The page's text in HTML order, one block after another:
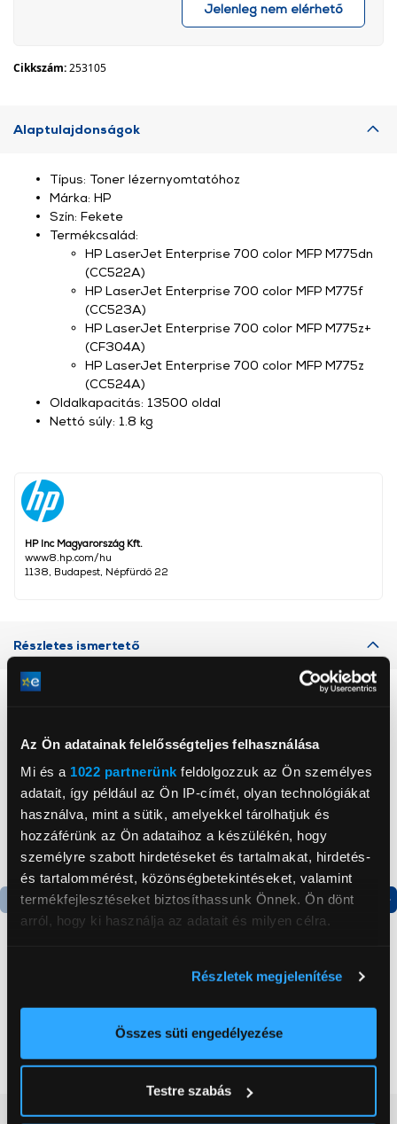
Az Ön adatainak felelősségteljes felhasználása
Mi és a 1022 partnerünk feldolgozzuk az Ön személyes
adatait, így például az Ön IP-címét, olyan technológiákat
használva, mint a sütik, amelyekkel tárolhatjuk és
hozzáférünk az Ön adataihoz a készülékén, hogy
személyre szabott hirdetéseket és tartalmakat, hirdetés-
és tartalommérést, közönségbetekintéseket, valamint
termékfejlesztéseket biztosíthassunk Önnek. Ön dönt
arról, hogy ki használja az adatait és milyen célra.
elhelyezkedéséről pár méteres pontossággal
Az Ön készülékén beazonosítása annak konkrét
módjairól és adja meg preferenciáit aRészletek
pontban. Bármikor módosíthatja vagy visszavonhatja a
Részletek megjelenítése
Összes süti engedélyezése
Testre szabás
Jelenleg nem elérhető
Cikkszám:253105
Alaptulajdonságok
HP Inc Magyarország Kft.
www8.hp.com/hu
1138, Budapest, Népfürdő 22
Típus: Toner lézernyomtatóhoz
Márka: HP
Szín: Fekete
Termékcsalád:
HP LaserJet Enterprise 700 color MFP M775dn
(CC522A)
HP LaserJet Enterprise 700 color MFP M775f
(CC523A)
HP LaserJet Enterprise 700 color MFP M775z+
(CF304A)
HP LaserJet Enterprise 700 color MFP M775z
(CC524A)
Oldalkapacitás: 13500 oldal
Nettó súly: 1.8 kg
Részletes ismertető
Termék adatlap Termék adatlap
Gorenje N619EAXL4
179 999 Ft
Vásárlói vélemények(0)